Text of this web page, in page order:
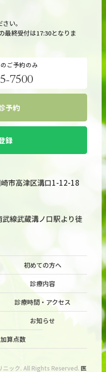
い。
最終受付は17:30となりま
ご予約のみ
7500
予約
録
市高津区溝口1-12-18
線武蔵溝ノ口駅より徒
初めての方へ
診療内容
診療時間・アクセス
お知らせ
算点数
ニック. All Rights Reserved.医